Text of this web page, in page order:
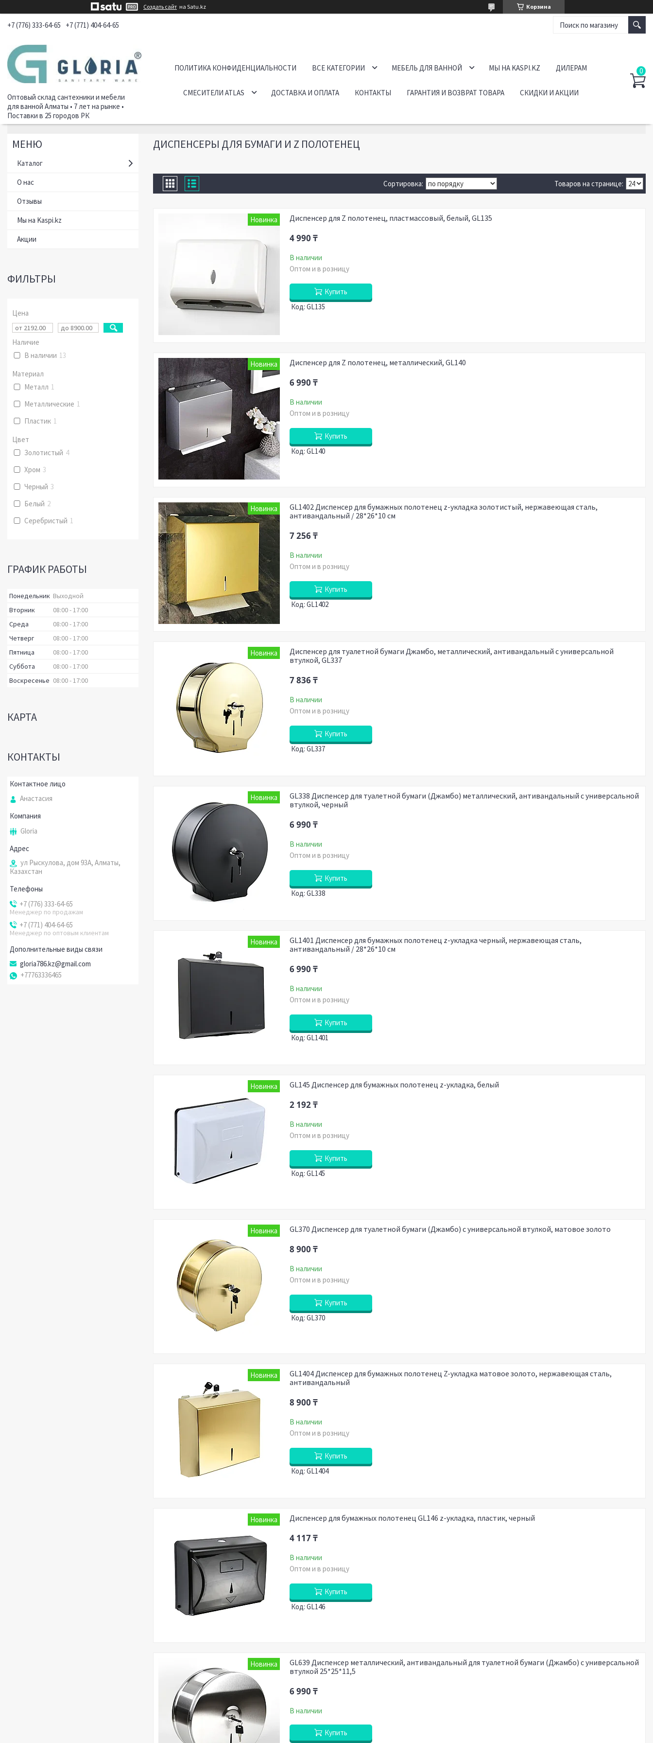
Создать сайт на Satu.kz Корзина
+7 (776) 333-64-65 +7 (771) 404-64-65
Оптовый склад сантехники и мебели
для ванной Алматы • 7 лет на рынке •
Поставки в 25 городов РК
ПОЛИТИКА КОНФИДЕНЦИАЛЬНОСТИ ВСЕ КАТЕГОРИИ МЕБЕЛЬ ДЛЯ ВАННОЙ МЫ НА KASPI.KZ ДИЛЕРАМ
СМЕСИТЕЛИ ATLAS ДОСТАВКА И ОПЛАТА КОНТАКТЫ ГАРАНТИЯ И ВОЗВРАТ ТОВАРА СКИДКИ И АКЦИИ
ДИСПЕНСЕРЫ ДЛЯ БУМАГИ И Z ПОЛОТЕНЕЦ
Новинка Диспенсер для Z полотенец, пластмассовый, белый, GL135
4 990 ₸
В наличии
Оптом и в розницу
Купить
GL135
Новинка Диспенсер для Z полотенец, металлический, GL140
6 990 ₸
В наличии
Оптом и в розницу
Купить
GL140
Новинка
GL1402 Диспенсер для бумажных полотенец z-укладка золотистый, нержавеющая сталь,
антивандальный / 28*26*10 см
7 256 ₸
В наличии
Оптом и в розницу
Купить
GL1402
Новинка
Диспенсер для туалетной бумаги Джамбо, металлический, антивандальный с универсальной
втулкой, GL337
7 836 ₸
В наличии
Оптом и в розницу
Купить
GL337
Новинка
GL338 Диспенсер для туалетной бумаги (Джамбо) металлический, антивандальный с универсальной
втулкой, черный
6 990 ₸
В наличии
Оптом и в розницу
Купить
GL338
Новинка
GL1401 Диспенсер для бумажных полотенец z-укладка черный, нержавеющая сталь,
антивандальный / 28*26*10 см
6 990 ₸
В наличии
Оптом и в розницу
Купить
GL1401
Новинка GL145 Диспенсер для бумажных полотенец z-укладка, белый
2 192 ₸
В наличии
Оптом и в розницу
Купить
GL145
Новинка GL370 Диспенсер для туалетной бумаги (Джамбо) с универсальной втулкой, матовое золото
8 900 ₸
В наличии
Оптом и в розницу
Купить
GL370
Новинка
GL1404 Диспенсер для бумажных полотенец Z-укладка матовое золото, нержавеющая сталь,
антивандальный
8 900 ₸
В наличии
Оптом и в розницу
Купить
GL1404
Новинка Диспенсер для бумажных полотенец GL146 z-укладка, пластик, черный
4 117 ₸
В наличии
Оптом и в розницу
Купить
GL146
Новинка
GL639 Диспенсер металлический, антивандальный для туалетной бумаги (Джамбо) с универсальной
втулкой 25*25*11,5
6 990 ₸
В наличии
Купить
Каталог
О нас
Отзывы
Мы на Kaspi.kz
Акции
ФИЛЬТРЫ
Цена
Наличие
В наличии 13
Материал
Металл 1
Металлические 1
Пластик 1
Цвет
Золотистый 4
Хром 3
Черный 3
Белый 2
Серебристый 1
ГРАФИК РАБОТЫ
Понедельник Выходной
Вторник
08:00 17:00
Среда
08:00 17:00
Четверг
08:00 17:00
Пятница
08:00 17:00
Суббота
08:00 17:00
Воскресенье 08:00 17:00
КАРТА
КОНТАКТЫ
Анастасия
Gloria
ул Рыскулова, дом 93А, Алматы,
Казахстан
+7 (776) 333-64-65
Менеджер по продажам
+7 (771) 404-64-65
Менеджер по оптовым клиентам
gloria786.kz@gmail.com
+77763336465